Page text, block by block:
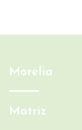
Morelia
Matriz